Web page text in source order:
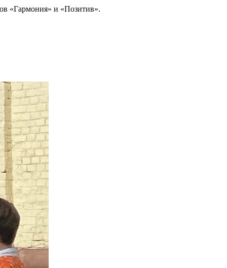
«Гармония» и «Позитив».